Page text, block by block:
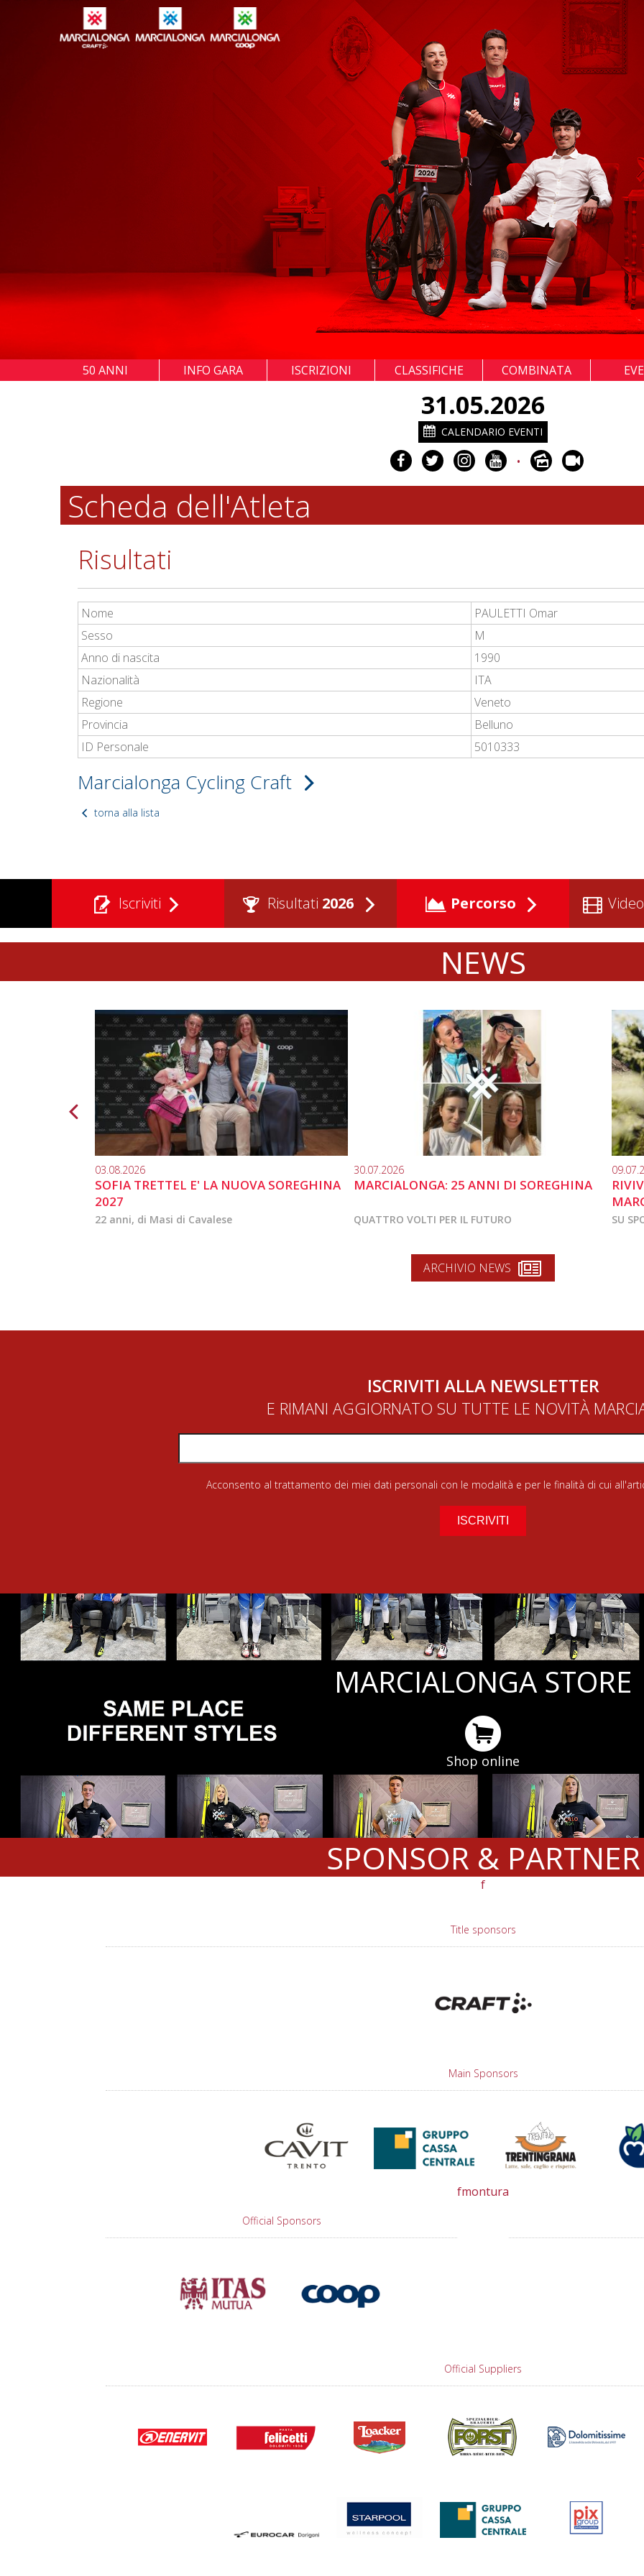
50 ANNI INFO GARA ISCRIZIONI CLASSIFICHE COMBINATA
31.05.2026
CALENDARIO EVENTI
•
Scheda dell'Atleta
Risultati
Nome
PAULETTI Omar
Sesso
M
Anno di nascita
1990
Nazionalità
ITA
Regione
Veneto
Provincia
Belluno
ID Personale
5010333
Marcialonga Cycling Craft
torna alla lista
Iscriviti Risultati 2026 Percorso Video
NEWS
03.08.2026
SOFIA TRETTEL E' LA NUOVA SOREGHINA
2027
22 anni, di Masi di Cavalese
30.07.2026
MARCIALONGA: 25 ANNI DI SOREGHINA
QUATTRO VOLTI PER IL FUTURO SU
ARCHIVIO NEWS
ISCRIVITI ALLA NEWSLETTER
E RIMANI AGGIORNATO SU TUTTE LE NOVITÀ
Acconsento al trattamento dei miei dati personali con le modalità e per le finalità di cui
MARCIALONGA STORE
Shop online
SPONSOR & PARTNER
f
Title sponsors
Main Sponsors
Official Sponsors
fmontura
Official Suppliers